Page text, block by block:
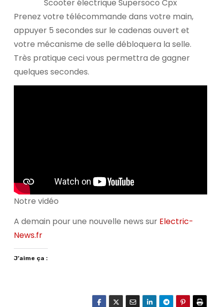
Scooter électrique Supersoco Cpx
Prenez votre télécommande dans votre main,
appuyer 5 secondes sur le cadenas ouvert et
votre mécanisme de selle débloquera la selle.
Très pratique ceci vous permettra de gagner
quelques secondes.
Notre vidéo
A demain pour une nouvelle news sur Electric-
News.fr
J’aime ça :